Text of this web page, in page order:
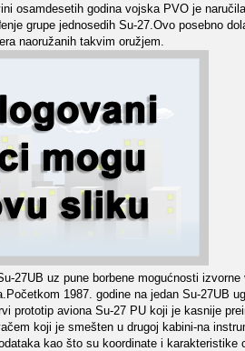
osamdesetih godina vojska PVO je
grupe jednosedih Su-27.Ovo posebno
naoružanih takvim oružjem.
27UB uz pune borbene mogućnosti
1987. godine na jedan Su-27UB
prototip aviona Su-27 PU koji je kasnije
koji je smešten u drugoj kabini-na
kao što su koordinate i